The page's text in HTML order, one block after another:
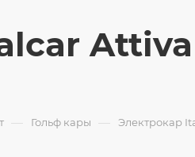
— Гольф кары — Электрокар